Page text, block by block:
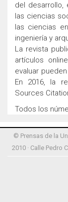
del desarrollo,
las ciencias
las ciencias
ingeniería y
La revista
artículos
evaluar
En 2016, la
Sources
Todos los
© Prensas de la
2010 · Calle Pedro